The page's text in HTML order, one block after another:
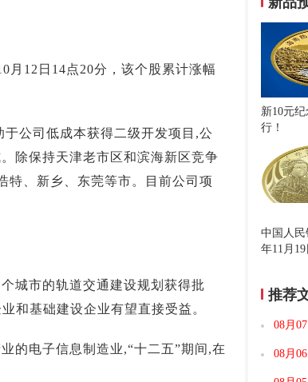
12日14点20分，该个股累计涨幅
公司低成本获得二级开发项目,公
除保持天津老市区和滨海新区竞争
特、新乡、东莞等市。目前公司项
市的轨道交通建设规划获得批
和基础建设企业有望直接受益。
电子信息制造业,“十二五”期间,在
新10元
行！
中国人民
年11月
推荐
08月
08月